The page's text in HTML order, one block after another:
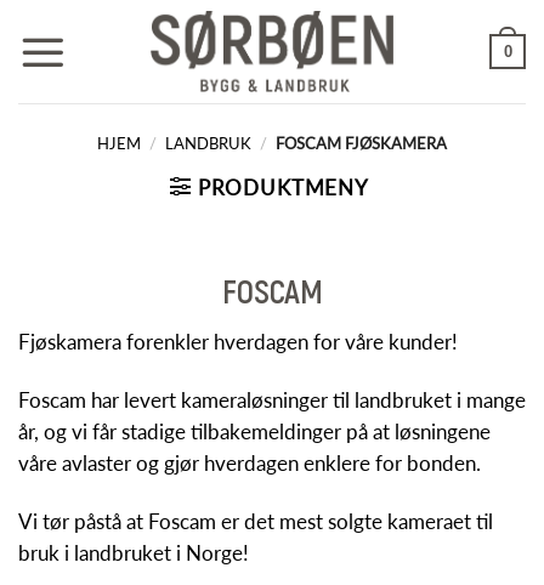
0
HJEM / LANDBRUK / FOSCAM FJØSKAMERA
PRODUKTMENY
FOSCAM
Fjøskamera forenkler hverdagen for våre kunder!
Foscam har levert kameraløsninger til landbruket i mange
år, og vi får stadige tilbakemeldinger på at løsningene
våre avlaster og gjør hverdagen enklere for bonden.
Vi tør påstå at Foscam er det mest solgte kameraet til
bruk i landbruket i Norge!